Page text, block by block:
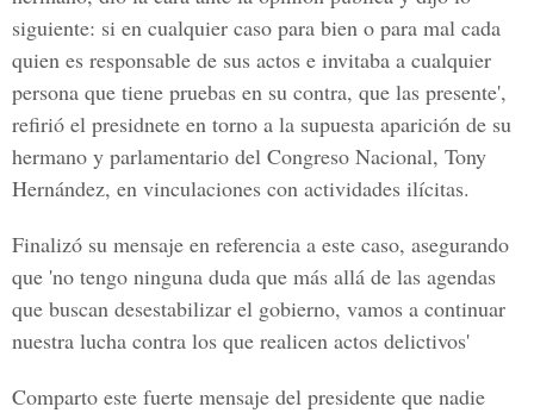
siguiente: si en cualquier caso para bien o para mal cada
quien es responsable de sus actos e invitaba a cualquier
persona que tiene pruebas en su contra, que las presente',
refirió el presidnete en torno a la supuesta aparición de su
hermano y parlamentario del Congreso Nacional, Tony
Hernández, en vinculaciones con actividades ilícitas.
Finalizó su mensaje en referencia a este caso, asegurando
que 'no tengo ninguna duda que más allá de las agendas
que buscan desestabilizar el gobierno, vamos a continuar
nuestra lucha contra los que realicen actos delictivos'
Comparto este fuerte mensaje del presidente que nadie